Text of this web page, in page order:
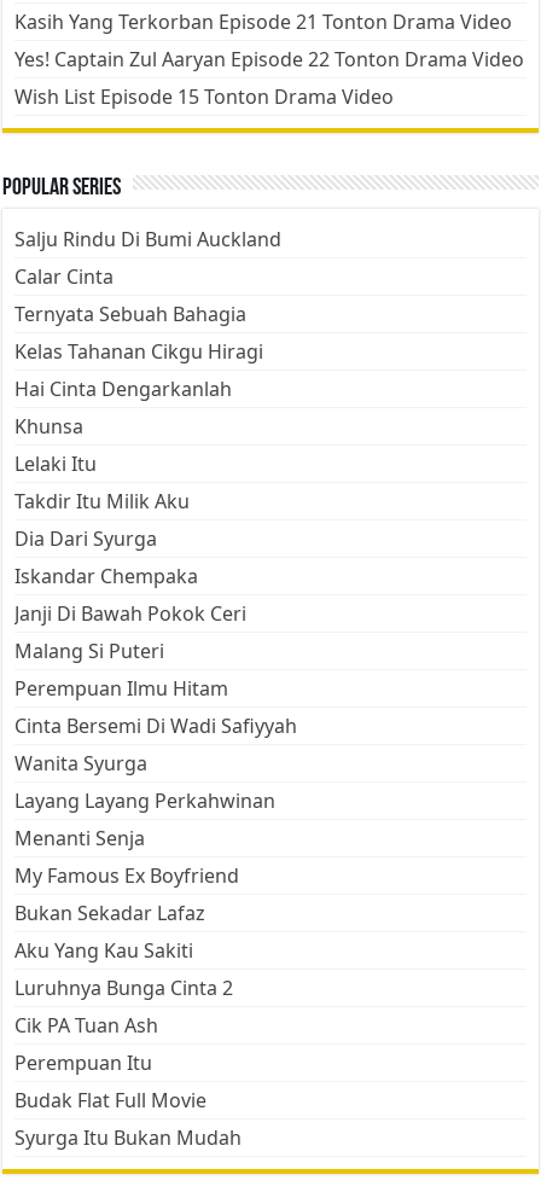
Kasih Yang Terkorban Episode 21 Tonton Drama Video
Yes! Captain Zul Aaryan Episode 22 Tonton Drama Video
Wish List Episode 15 Tonton Drama Video
Popular Series
Salju Rindu Di Bumi Auckland
Calar Cinta
Ternyata Sebuah Bahagia
Kelas Tahanan Cikgu Hiragi
Hai Cinta Dengarkanlah
Khunsa
Lelaki Itu
Takdir Itu Milik Aku
Dia Dari Syurga
Iskandar Chempaka
Janji Di Bawah Pokok Ceri
Malang Si Puteri
Perempuan Ilmu Hitam
Cinta Bersemi Di Wadi Safiyyah
Wanita Syurga
Layang Layang Perkahwinan
Menanti Senja
My Famous Ex Boyfriend
Bukan Sekadar Lafaz
Aku Yang Kau Sakiti
Luruhnya Bunga Cinta 2
Cik PA Tuan Ash
Perempuan Itu
Budak Flat Full Movie
Syurga Itu Bukan Mudah